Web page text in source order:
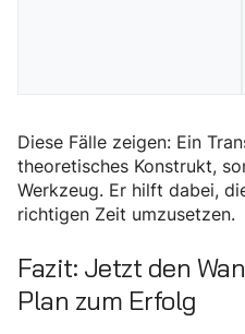
Diese Fälle zeigen: Ein
theoretisches Konstrukt,
Werkzeug. Er hilft dabei,
richtigen Zeit umzusetzen.
Fazit: Jetzt den
Plan zum Erfolg